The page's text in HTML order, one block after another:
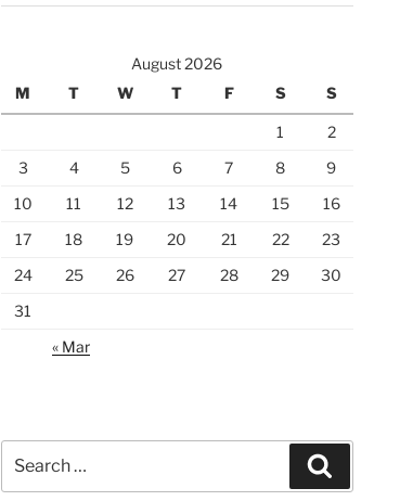
August 2026
M
T W T F S S
1
2
3
4 5 6 7 8
9
10
11 12 13 14 15
16
17
18 19 20 21 22
23
24
25 26 27 28 29
30
31
« Mar
for: